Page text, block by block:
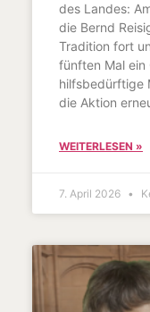
des Landes:
die Bernd
Tradition fort
fünften Mal ein
hilfsbedürftige
die Aktion
WEITERLESEN »
7. April 2026